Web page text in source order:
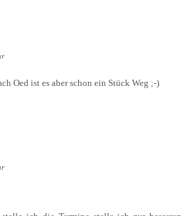
Oed ist es aber schon ein Stück Weg ;-)